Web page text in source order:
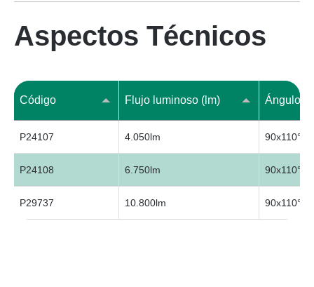
Aspectos Técnicos
Código Flujo luminoso (lm) Ángulo
P24107 4.050lm 90x110°
P24108 6.750lm 90x110°
P29737 10.800lm 90x110°